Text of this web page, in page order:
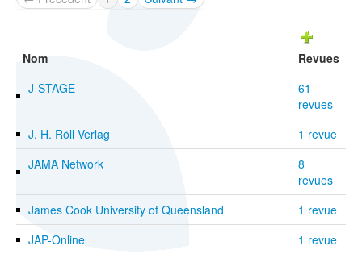
Nom
Revues
J-STAGE
61
revues
J. H. Röll Verlag
1 revue
JAMA Network
8
revues
James Cook University of Queensland
1 revue
JAP-Online
1 revue